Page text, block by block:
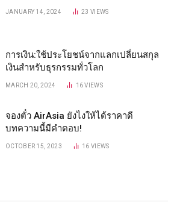
JANUARY 14, 2024 23VIEWS
การเงิน:ใช้ประโยชน์จากแลกเปลี่ยนสกุล
เงินสำหรับธุรกรรมทั่วโลก
MARCH 20, 2024 16VIEWS
จองตั๋ว AirAsia ยังไงให้ได้ราคาดี
บทความนี้มีคำตอบ!
OCTOBER 15, 2023 16VIEWS